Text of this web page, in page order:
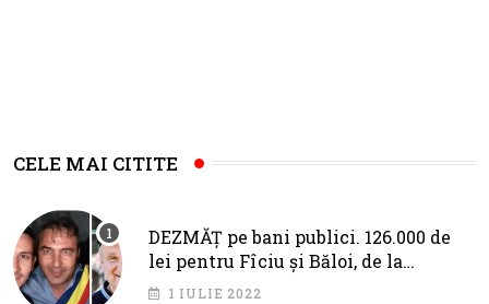
CELE MAI CITITE
DEZMĂȚ pe bani publici. 126.000 de
lei pentru Fîciu și Băloi, de la
primarul Cotojman
1 IULIE 2022